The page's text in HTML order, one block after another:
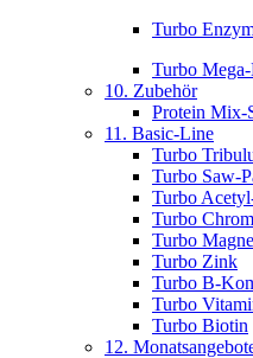
Turbo
Turbo
10. Zubehör
Protein Mix-
11. Basic-Line
Turbo
Turbo Saw-
Turbo
Turbo
Turbo
Turbo Zink
Turbo B-
Turbo
Turbo Biotin
12.